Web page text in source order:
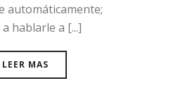
automáticamente;
hablarle a [...]
LEER MAS